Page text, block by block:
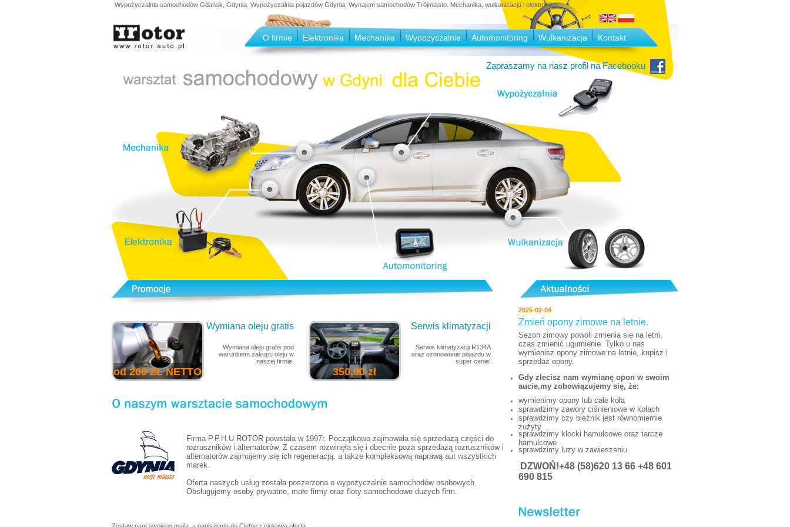
Wypożyczalnia samochodów Gdańsk, Gdynia. Wypożyczalnia pojazdów Gdynia, Wynajem samochodów Trójmiasto. Mechanika, wulkanizacja i elektronika.
O firmie Elektronika Mechanika Wypożyczalnia Automonitoring Wulkanizacja Kontakt
Zapraszamy na nasz profil na Facebooku
od 200 ZŁ NETTO
Wymiana oleju gratis
Wymiana oleju gratis pod
warunkiem zakupu oleju w
naszej firmie.
350,00 zł
Serwis klimatyzacji
Serwis klimatyzacji R134A
oraz ozonowanie pojazdu w
super cenie!
Firma P.P.H.U ROTOR powstała w 1997r. Początkowo zajmowała się sprzedażą części do
rozruszników i alternatorów. Z czasem rozwinęła się i obecnie poza sprzedażą rozruszników i
alternatorów zajmujemy się ich regeneracją, a także kompleksową naprawą aut wszystkich
marek.
Oferta naszych usług została poszerzona o wypożyczalnie samochodów osobowych.
Obsługujemy osoby prywatne, małe firmy oraz floty samochodowe dużych firm.
2025-02-04
Zmień opony zimowe na letnie.
Sezon zimowy powoli zmienia się na letni,
czas zmienić ugumienie. Tylko u nas
wymienisz opony zimowe na letnie, kupisz i
sprzedaż opony.
Gdy zlecisz nam wymianę opon w swoim
aucie,my zobowiązujemy się, że:
wymienimy opony lub całe koła
sprawdzimy zawory ciśnieniowe w kołach
sprawdzimy czy bieżnik jest równomiernie
zużyty
sprawdzimy klocki hamulcowe oraz tarcze
hamulcowe
sprawdzimy luzy w zawieszeniu
DZWOŃ !+48 (58)620 13 66 +48 601
690 815